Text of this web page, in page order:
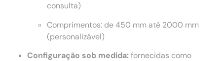
consulta)
Comprimentos: de 450 mm até 2000 mm
(personalizável)
Configuração sob medida:fornecidas como